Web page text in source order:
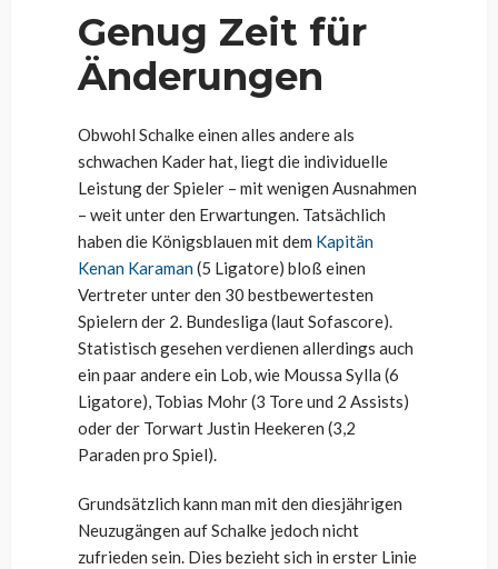
Genug Zeit für
Änderungen
Obwohl Schalke einen alles andere als
schwachen Kader hat, liegt die individuelle
Leistung der Spieler – mit wenigen Ausnahmen
– weit unter den Erwartungen. Tatsächlich
haben die Königsblauen mit dem Kapitän
Kenan Karaman(5 Ligatore) bloß einen
Vertreter unter den 30 bestbewertesten
Spielern der 2. Bundesliga (laut Sofascore).
Statistisch gesehen verdienen allerdings auch
ein paar andere ein Lob, wie Moussa Sylla (6
Ligatore), Tobias Mohr (3 Tore und 2 Assists)
oder der Torwart Justin Heekeren (3,2
Paraden pro Spiel).
Grundsätzlich kann man mit den diesjährigen
Neuzugängen auf Schalke jedoch nicht
zufrieden sein. Dies bezieht sich in erster Linie